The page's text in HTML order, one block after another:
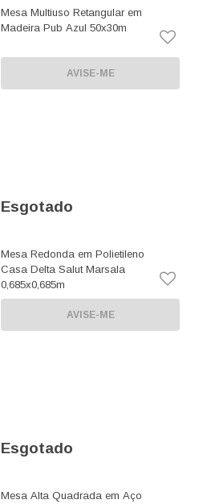
Mesa Multiuso Retangular em
Madeira Pub Azul 50x30m
AVISE-ME
Esgotado
Mesa Redonda em Polietileno
Casa Delta Salut Marsala
0,685x0,685m
AVISE-ME
Esgotado
Mesa Alta Quadrada em Aço